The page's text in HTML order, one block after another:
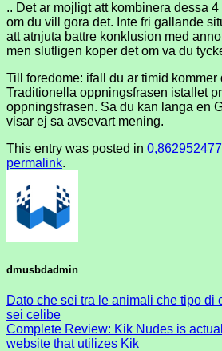
.. Det ar mojligt att kombinera dessa
om du vill gora det. Inte fri gallande
att atnjuta battre konklusion med
men slutligen koper det om va du
Till foredome: ifall du ar timid kommer
Traditionella oppningsfrasen istallet
oppningsfrasen. Sa du kan langa en
visar ej sa avsevart mening.
This entry was posted in 0,862952477
permalink.
dmusbdadmin
Dato che sei tra le animali che tipo di
sei celibe
Complete Review: Kik Nudes is
website that utilizes Kik